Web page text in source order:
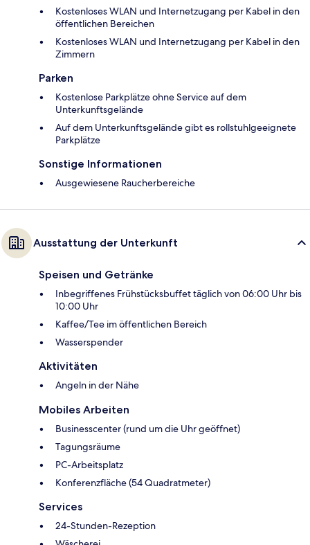
Kostenloses WLAN und Internetzugang per Kabel in den
öffentlichen Bereichen
Kostenloses WLAN und Internetzugang per Kabel in den
Zimmern
Parken
Kostenlose Parkplätze ohne Service auf dem
Unterkunftsgelände
Auf dem Unterkunftsgelände gibt es rollstuhlgeeignete
Parkplätze
Sonstige Informationen
Ausgewiesene Raucherbereiche
Ausstattung der Unterkunft
Speisen und Getränke
Inbegriffenes Frühstücksbuffet täglich von 06:00 Uhr bis
10:00 Uhr
Kaffee/Tee im öffentlichen Bereich
Wasserspender
Aktivitäten
Angeln in der Nähe
Mobiles Arbeiten
Businesscenter (rund um die Uhr geöffnet)
Tagungsräume
PC-Arbeitsplatz
Konferenzfläche (54 Quadratmeter)
Services
24-Stunden-Rezeption